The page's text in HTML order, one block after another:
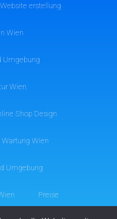
erstellung
Wien
Umgebung
Wien
Shop Design
Wien
Umgebung
Preise